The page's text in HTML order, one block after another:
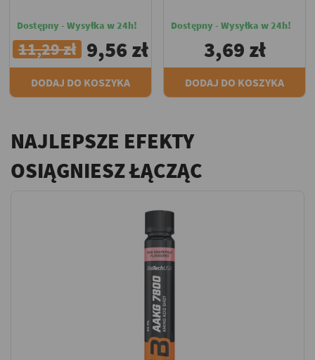
Dostępny - Wysyłka w 24h!
11,29 zł 9,56 zł
DODAJ DO KOSZYKA
Dostępny - Wysyłka w 24h!
3,69 zł
DODAJ DO KOSZYKA
NAJLEPSZE EFEKTY
OSIĄGNIESZ ŁĄCZĄC